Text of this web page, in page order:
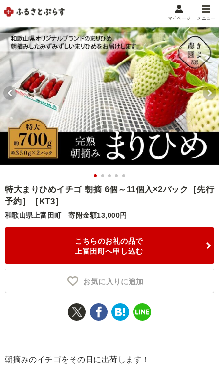
メニュー
マイメニュー
マイページ
お気に入り 閲覧履歴
メニュー
お礼の品から探す
お礼の品をカテゴリや金額で絞り込み
自治体から探す
ランキング
特集・おすすめ
マイページ
特大まりひめイチゴ 朝摘 6個～11個入×2パック［先行
予約］［KT3］
和歌山県上富田町 寄附金額13,000円
こちらのお礼の品で
上富田町へ申し込む
お気に入りに追加
朝摘みのイチゴをその日に出荷します！